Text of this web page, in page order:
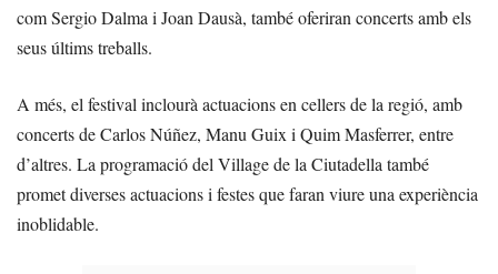
com Sergio Dalma i Joan Dausà, també oferiran concerts amb els
seus últims treballs.
A més, el festival inclourà actuacions en cellers de la regió, amb
concerts de Carlos Núñez, Manu Guix i Quim Masferrer, entre
d’altres. La programació del Village de la Ciutadella també
promet diverses actuacions i festes que faran viure una experiència
inoblidable.